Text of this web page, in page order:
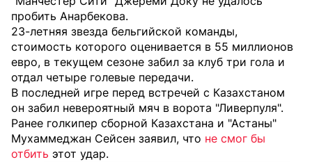
пробить Анарбекова.
23-летняя звезда бельгийской команды,
стоимость которого оценивается в 55 миллионов
евро, в текущем сезоне забил за клуб три гола и
отдал четыре голевые передачи.
В последней игре перед встречей с Казахстаном
он забил невероятный мяч в ворота "Ливерпуля".
Ранее голкипер сборной Казахстана и "Астаны"
Мухаммеджан Сейсен заявил, что не смог бы
отбить этот удар.